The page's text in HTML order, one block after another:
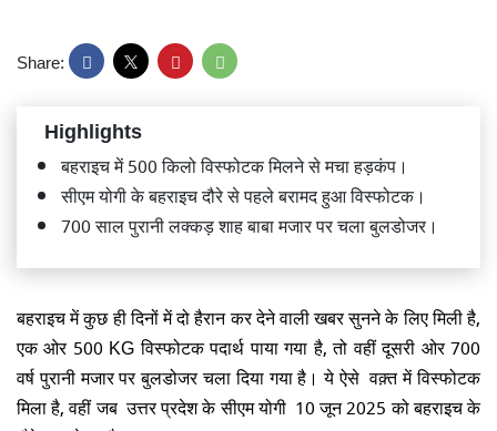
Share:
Highlights
बहराइच में 500 किलो विस्फोटक मिलने से मचा हड़कंप।
सीएम योगी के बहराइच दौरे से पहले बरामद हुआ विस्फोटक।
700 साल पुरानी लक्कड़ शाह बाबा मजार पर चला बुलडोजर।
बहराइच में कुछ ही दिनों में दो हैरान कर देने वाली खबर सुनने के लिए मिली है,
एक ओर 500 KG विस्फोटक पदार्थ पाया गया है, तो वहीं दूसरी ओर 700
वर्ष पुरानी मजार पर बुलडोजर चला दिया गया है। ये ऐसे वक़्त में विस्फोटक
मिला है, वहीं जब उत्तर प्रदेश के सीएम योगी 10 जून 2025 को बहराइच के